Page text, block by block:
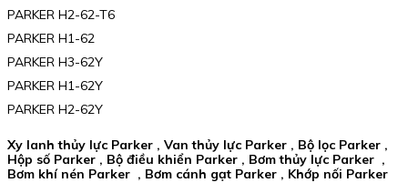
PARKER H2-62-T6
PARKER H1-62
PARKER H3-62Y
PARKER H1-62Y
PARKER H2-62Y
Xy lanh thủy lực Parker , Van thủy lực Parker , Bộ lọc Parker ,
Hộp số Parker , Bộ điều khiển Parker , Bơm thủy lực Parker ,
Bơm khí nén Parker , Bơm cánh gạt Parker , Khớp nối Parker